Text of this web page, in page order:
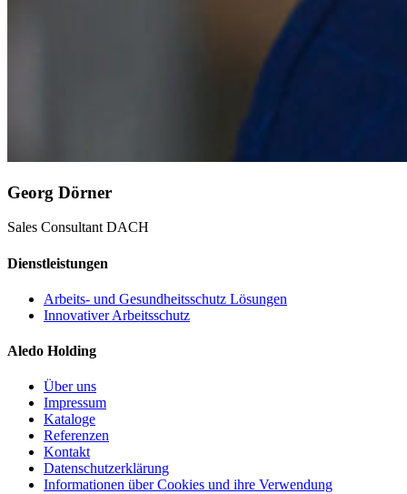
Georg Dörner
Sales Consultant DACH
Dienstleistungen
Arbeits- und Gesundheitsschutz Lösungen
Innovativer Arbeitsschutz
Aledo Holding
Über uns
Impressum
Kataloge
Referenzen
Kontakt
Datenschutzerklärung
Informationen über Cookies und ihre Verwendung